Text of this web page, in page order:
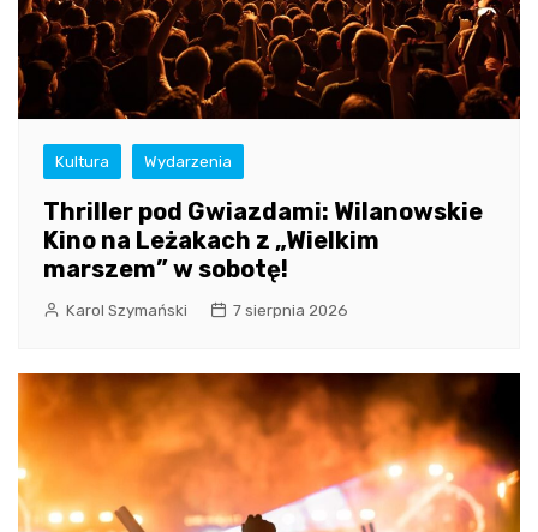
Kultura Wydarzenia
Thriller pod Gwiazdami: Wilanowskie
Kino na Leżakach z „Wielkim
marszem” w sobotę!
Karol Szymański 7 sierpnia 2026